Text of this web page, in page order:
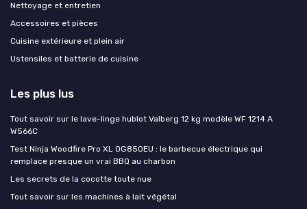
Nettoyage et entretien
Accessoires et pièces
Cuisine extérieure et plein air
Ustensiles et batterie de cuisine
Les plus lus
Tout savoir sur le lave-linge hublot Valberg 12 kg modèle WF 1214 A
W566C
Test Ninja Woodfire Pro XL OG850EU : le barbecue électrique qui
remplace presque un vrai BBQ au charbon
Les secrets de la cocotte toute nue
Tout savoir sur les machines à lait végétal